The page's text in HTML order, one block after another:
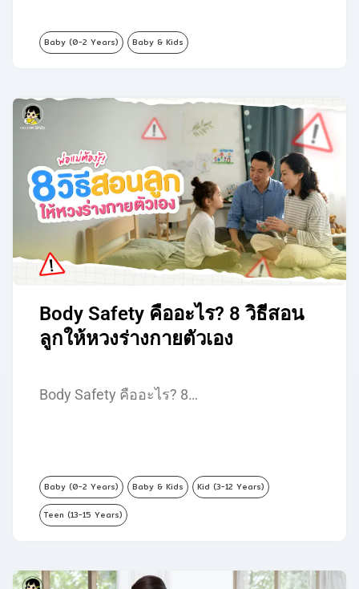
Baby (0-2 Years) Baby & Kids
Body Safety คืออะไร? 8 วิธีสอน
ลูกให้หวงร่างกายตัวเอง
Body Safety คืออะไร? 8…
Baby (0-2 Years) Baby & Kids Kid (3-12 Years)
Teen (13-15 Years)